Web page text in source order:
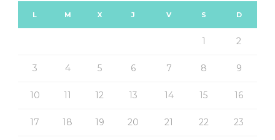
L M X J V S D
1 2
3 4 5 6 7 8 9
10 11 12 13 14 15 16
17 18 19 20 21 22 23